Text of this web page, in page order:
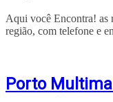
Aqui você Encontra! as
região, com telefone e
Porto